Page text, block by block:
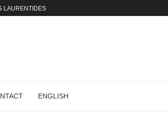
LAURENTIDES
ENGLISH